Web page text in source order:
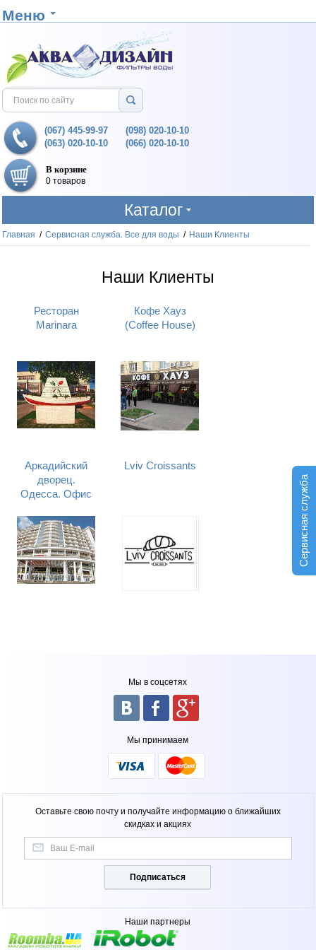
Сервисная служба
Меню
(067) 445-99-97
(063) 020-10-10
(098) 020-10-10
(066) 020-10-10
В корзине
0 товаров
Каталог
Главная / Сервисная служба. Все для воды / Наши Клиенты
Наши Клиенты
Ресторан
Marinara
Кофе Хауз
(Coffee House)
Аркадийский
дворец.
Одесса. Офис
Lviv Croissants
Мы в соцсетях
Мы принимаем
Оставьте свою почту и получайте информацию о ближайших
скидках и акциях
Подписаться
Наши партнеры